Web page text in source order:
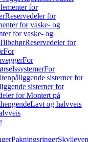
for
Reservedeler for
for vaske- og
for vaske- og
Reservedeler for
For
For
For
sisterner for
sisterner for
for Montert på
Lavt og halvveis
Pakningsringer